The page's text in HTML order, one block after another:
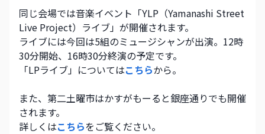
同じ会場では音楽イベント「YLP（Yamanashi Street
Live Project）ライブ」が開催されます。
ライブには今回は5組のミュージシャンが出演。12時
30分開始、16時30分終演の予定です。
「LPライブ」についてはこちらから。
また、第二土曜市はかすがもーると銀座通りでも開催
されます。
詳しくはこちらをご覧ください。